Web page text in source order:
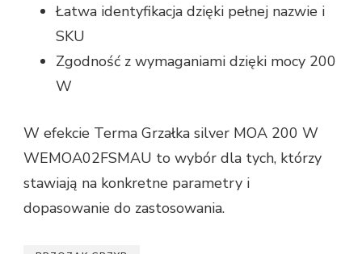
Łatwa identyfikacja dzięki pełnej nazwie i
SKU
Zgodność z wymaganiami dzięki mocy 200
W
W efekcie Terma Grzałka silver MOA 200 W
WEMOA02FSMAU to wybór dla tych, którzy
stawiają na konkretne parametry i
dopasowanie do zastosowania.